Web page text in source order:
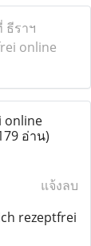
ธีราฯ
online
online
อ่าน)
แจ้งลบ
rezeptfrei